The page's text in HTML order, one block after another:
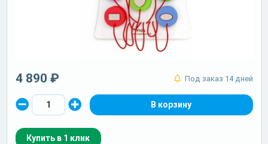
4 890 ₽ Под заказ 14 дней
Купить в 1 клик